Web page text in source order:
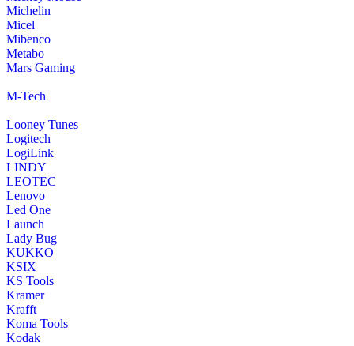
Michelin
Micel
Mibenco
Metabo
Mars Gaming
M-Tech
Looney Tunes
Logitech
LogiLink
LINDY
LEOTEC
Lenovo
Led One
Launch
Lady Bug
KUKKO
KSIX
KS Tools
Kramer
Krafft
Koma Tools
Kodak